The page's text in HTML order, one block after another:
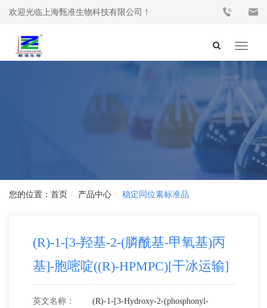
欢迎光临上海甄准生物科技有限公司！
Toggle
首页 产品中心 稳定同位素标准品
(R)-1-[3-羟基-2-(膦酰基-甲氧基)丙
基]-胞嘧啶((R)-HPMPC)[干冰运输]
英文名称： (R)-1-[3-Hydroxy-2-(phosphonyl-